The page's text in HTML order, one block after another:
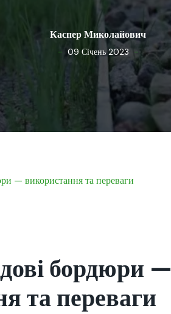
Каспер Миколайович
- 09 Січень 2023 -
— використання та переваги
бордюри —
та переваги